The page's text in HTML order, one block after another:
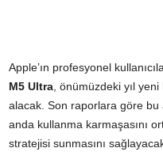
Apple’ın profesyonel
M5 Ultra , önümüzdeki yıl yeni
alacak. Son raporlara göre bu
anda kullanma karmaşasını
stratejisi sunmasını